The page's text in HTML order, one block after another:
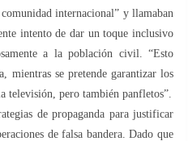
internacional” y llamaban
intento de dar un toque inclusivo
a la población civil. “Esto
mientras se pretende garantizar los
pero también panfletos”.
de propaganda para justificar
de falsa bandera. Dado que